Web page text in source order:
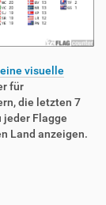
visuelle
für
die letzten 7
jeder Flagge
Land anzeigen.